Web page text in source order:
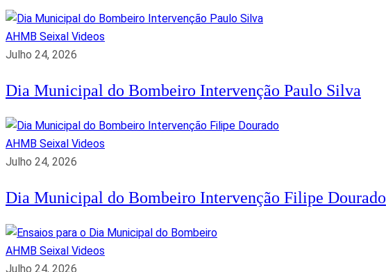
AHMB Seixal Videos
Julho 24, 2026
Dia Municipal do Bombeiro Intervenção Paulo Silva
AHMB Seixal Videos
Julho 24, 2026
Dia Municipal do Bombeiro Intervenção Filipe Dourado
AHMB Seixal Videos
Julho 24, 2026